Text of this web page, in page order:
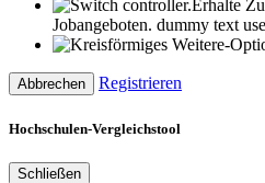
Erhalte
Jobangeboten. dummy text
Abbrechen Registrieren
Hochschulen-Vergleichstool
Schließen